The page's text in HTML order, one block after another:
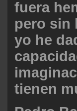
fuera
pero sin
yo he
tienen